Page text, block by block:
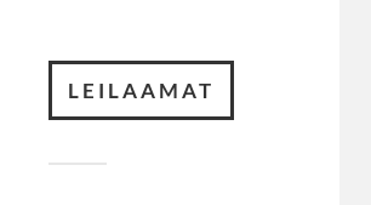
LEILAAMAT